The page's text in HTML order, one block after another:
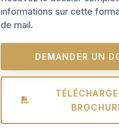
informations sur cette
de mail.
DEMANDER UN